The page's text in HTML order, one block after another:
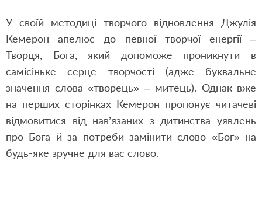
У своїй методиці творчого відновлення Джулія
Кемерон апелює до певної творчої енергії –
Творця, Бога, який допоможе проникнути в
самісіньке серце творчості (адже буквальне
значення слова «творець» – митець). Однак вже
на перших сторінках Кемерон пропонує читачеві
відмовитися від нав’язаних з дитинства уявлень
про Бога й за потреби замінити слово «Бог» на
будь-яке зручне для вас слово.